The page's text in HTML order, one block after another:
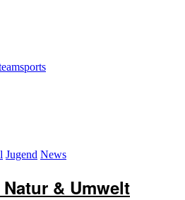
Jugend News
& Umwelt